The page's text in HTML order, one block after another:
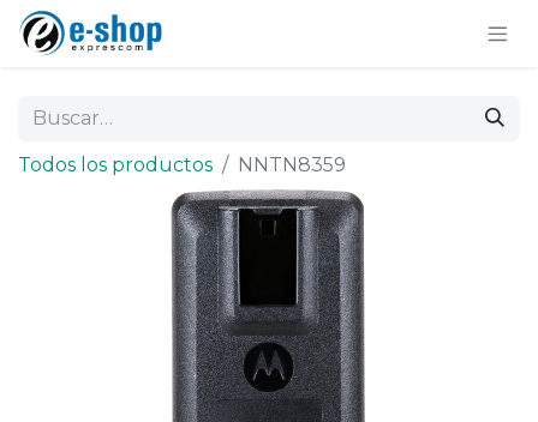
Todos los productos NNTN8359